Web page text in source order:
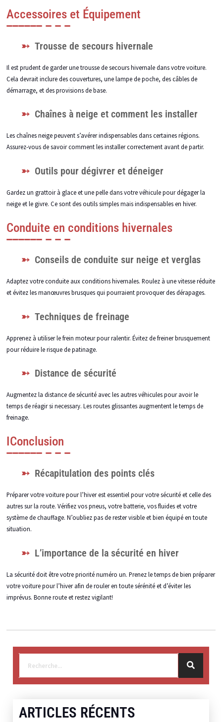
ARTICLES RÉCENTS
Accessoires et Équipement
Trousse de secours hivernale
Il est prudent de garder une trousse de secours hivernale dans votre voiture.
Cela devrait inclure des couvertures, une lampe de poche, des câbles de
démarrage, et des provisions de base.
Chaînes à neige et comment les installer
Les chaînes neige peuvent s’avérer indispensables dans certaines régions.
Assurez-vous de savoir comment les installer correctement avant de partir.
Outils pour dégivrer et déneiger
Gardez un grattoir à glace et une pelle dans votre véhicule pour dégager la
neige et le givre. Ce sont des outils simples mais indispensables en hiver.
Conduite en conditions hivernales
Conseils de conduite sur neige et verglas
Adaptez votre conduite aux conditions hivernales. Roulez à une vitesse réduite
et évitez les manœuvres brusques qui pourraient provoquer des dérapages.
Techniques de freinage
Apprenez à utiliser le frein moteur pour ralentir. Évitez de freiner brusquement
pour réduire le risque de patinage.
Distance de sécurité
Augmentez la distance de sécurité avec les autres véhicules pour avoir le
temps de réagir si necessary. Les routes glissantes augmentent le temps de
freinage.
IConclusion
Récapitulation des points clés
Préparer votre voiture pour l’hiver est essentiel pour votre sécurité et celle des
autres sur la route. Vérifiez vos pneus, votre batterie, vos fluides et votre
système de chauffage. N’oubliez pas de rester visible et bien équipé en toute
situation.
L’importance de la sécurité en hiver
La sécurité doit être votre priorité numéro un. Prenez le temps de bien préparer
votre voiture pour l’hiver afin de rouler en toute sérénité et d’éviter les
imprévus. Bonne route et restez vigilant!